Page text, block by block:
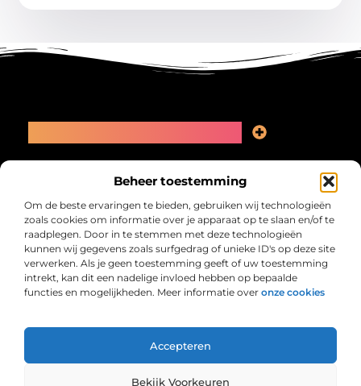
Beheer toestemming
Om de beste ervaringen te bieden, gebruiken wij technologieën
zoals cookies om informatie over je apparaat op te slaan en/of te
raadplegen. Door in te stemmen met deze technologieën
kunnen wij gegevens zoals surfgedrag of unieke ID's op deze site
verwerken. Als je geen toestemming geeft of uw toestemming
intrekt, kan dit een nadelige invloed hebben op bepaalde
functies en mogelijkheden. Meer informatie over onze cookies
Accepteren
Bekijk Voorkeuren
Collectiefrima.nl – Jouw verzameling van
Ontdek blogs en artikelen over alles wat het dagelijks leven boeiend
maakt.
@2025 All Right Reserved. Design bywww.collectiefrima.nl.